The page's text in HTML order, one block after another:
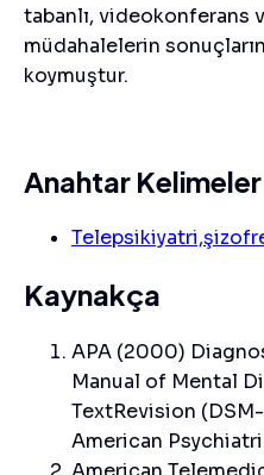
tabanlı, videokonferans
müdahalelerin
koymuştur.
Anahtar Kelimeler
Kaynakça
APA (2000)
Manual of Mental
TextRevision
American